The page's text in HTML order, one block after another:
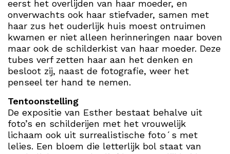
eerst het overlijden van haar moeder, en
onverwachts ook haar stiefvader, samen met
haar zus het ouderlijk huis moest ontruimen
kwamen er niet alleen herinneringen naar boven
maar ook de schilderkist van haar moeder. Deze
tubes verf zetten haar aan het denken en
besloot zij, naast de fotografie, weer het
penseel ter hand te nemen.
Tentoonstelling
De expositie van Esther bestaat behalve uit
foto’s en schilderijen met het vrouwelijk
lichaam ook uit surrealistische foto´s met
lelies. Een bloem die letterlijk bol staat van